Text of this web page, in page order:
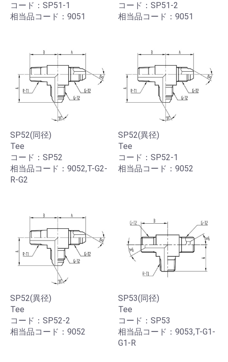
コード：SP51-1
相当品コード：9051
コード：SP51-2
相当品コード：9051
SP52(同径)
Tee
コード：SP52
相当品コード：9052,T-G2-
R-G2
SP52(異径)
Tee
コード：SP52-1
相当品コード：9052
SP52(異径)
Tee
コード：SP52-2
相当品コード：9052
SP53(同径)
Tee
コード：SP53
相当品コード：9053,T-G1-
G1-R